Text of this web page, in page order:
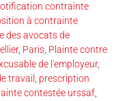
contrainte
à contrainte
des avocats de
, Paris, Plainte contre
de l'employeur,
travail , prescription
contestée urssaf,